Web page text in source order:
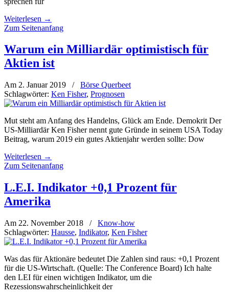
Weiterlesen →
Zum Seitenanfang
Warum ein Milliardär optimistisch für
Aktien ist
Am 2. Januar 2019 /
Börse Querbeet
Schlagwörter: Ken Fisher, Prognosen
Mut steht am Anfang des Handelns, Glück am Ende. Demokrit Der
US-Milliardär Ken Fisher nennt gute Gründe in seinem USA Today
Beitrag, warum 2019 ein gutes Aktienjahr werden sollte: Dow
Weiterlesen →
Zum Seitenanfang
L.E.I. Indikator +0,1 Prozent für
Amerika
Am 22. November 2018 /
Know-how
Schlagwörter: Hausse, Indikator, Ken Fisher
Was das für Aktionäre bedeutet Die Zahlen sind raus: +0,1 Prozent
für die US-Wirtschaft. (Quelle: The Conference Board) Ich halte
den LEI für einen wichtigen Indikator, um die
Rezessionswahrscheinlichkeit der